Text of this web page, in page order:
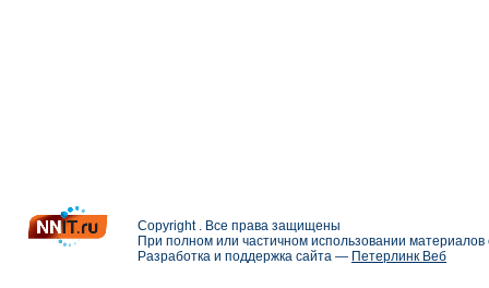
Copyright . Все права защищены
При полном или частичном использовании
Разработка и поддержка сайта — Петерлинк Веб